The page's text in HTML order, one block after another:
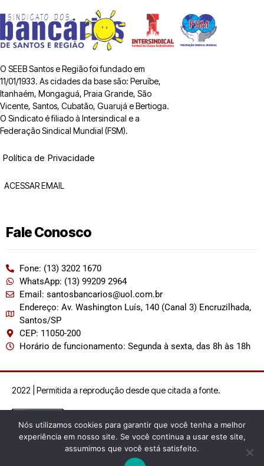
O SEEB Santos e Região foi fundado em
11/01/1933. As cidades da base são: Peruíbe,
Itanhaém, Mongaguá, Praia Grande, São
Vicente, Santos, Cubatão, Guarujá e Bertioga.
O Sindicato é filiado à Intersindical e a
Federação Sindical Mundial (FSM).
Política de Privacidade
ACESSAR EMAIL
Fale Conosco
Fone: (13) 3202 1670
WhatsApp: (13) 99209 2964
Email: santosbancarios@uol.com.br
Endereço: Av. Washington Luís, 140 (Canal 3) Encruzilhada,
Santos/SP
CEP: 11050-200
Horário de funcionamento: Segunda à sexta, das 8h às 18h
2022 | Permitida a reprodução desde que citada a fonte.
Nós utilizamos cookies para garantir que você tenha a melhor
experiência em nosso site. Se você continua a usar este site,
assumimos que você está satisfeito.